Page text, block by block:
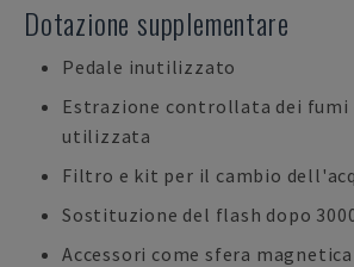
Dotazione supplementare
Pedale inutilizzato
Estrazione controllata dei fumi
utilizzata
Filtro e kit per il cambio
Sostituzione del flash dopo
Accessori come sfera